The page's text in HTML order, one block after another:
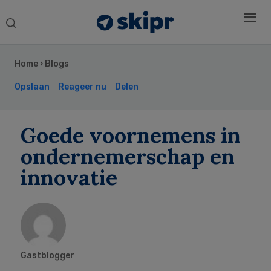
Search
Home › Blogs
Opslaan Reageer nu Delen
Goede voornemens in
ondernemerschap en
innovatie
Gastblogger
Sidebar